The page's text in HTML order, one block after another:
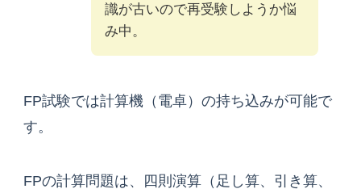
識が古いので再受験しようか悩
み中。
FP試験では計算機（電卓）の持ち込みが可能で
す。
FPの計算問題は、四則演算（足し算、引き算、